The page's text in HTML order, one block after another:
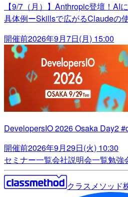
【9/7（月）】Anthropic登壇！AI
具体例ーSkillsで広がるClaudeの
開催前2026年9月7日(月) 15:00
DevelopersIO 2026 Osaka Day2
開催前2026年9月29日(火) 10:30
セミナー一覧会社説明会一覧勉強
クラスメソッド